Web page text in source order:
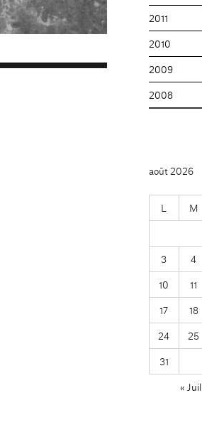
2011
2010
2009
2008
août 2026
L M
3
4
10
11
17
18
24
25
31
« Juil